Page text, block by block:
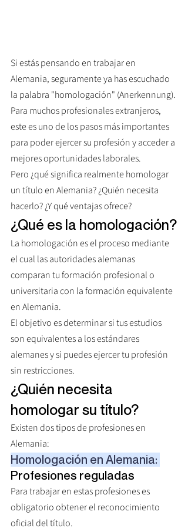
Si estás pensando en trabajar en
Alemania, seguramente ya has escuchado
la palabra "homologación" (Anerkennung).
Para muchos profesionales extranjeros,
este es uno de los pasos más importantes
para poder ejercer su profesión y acceder a
mejores oportunidades laborales.
Pero ¿qué significa realmente homologar
un título en Alemania? ¿Quién necesita
hacerlo? ¿Y qué ventajas ofrece?
¿Qué es la homologación?
La homologación es el proceso mediante
el cual las autoridades alemanas
comparan tu formación profesional o
universitaria con la formación equivalente
en Alemania.
El objetivo es determinar si tus estudios
son equivalentes a los estándares
alemanes y si puedes ejercer tu profesión
sin restricciones.
¿Quién necesita
homologar su título?
Existen dos tipos de profesiones en
Alemania:
Homologación en Alemania:
Profesiones reguladas
Para trabajar en estas profesiones es
obligatorio obtener el reconocimiento
oficial del título.